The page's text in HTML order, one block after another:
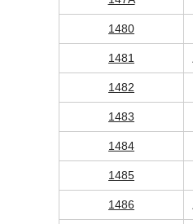
1480
1481
1482
1483
1484
1485
1486